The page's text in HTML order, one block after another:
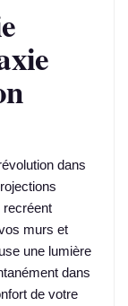
dans
recréent
murs et
une lumière
dans
de votre